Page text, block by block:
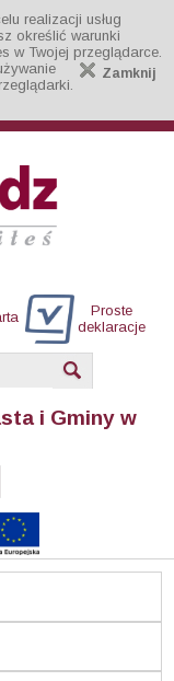
realizacji usług
określić warunki
w Twojej przeglądarce.
Zamknij
Proste
deklaracje
i Gminy w